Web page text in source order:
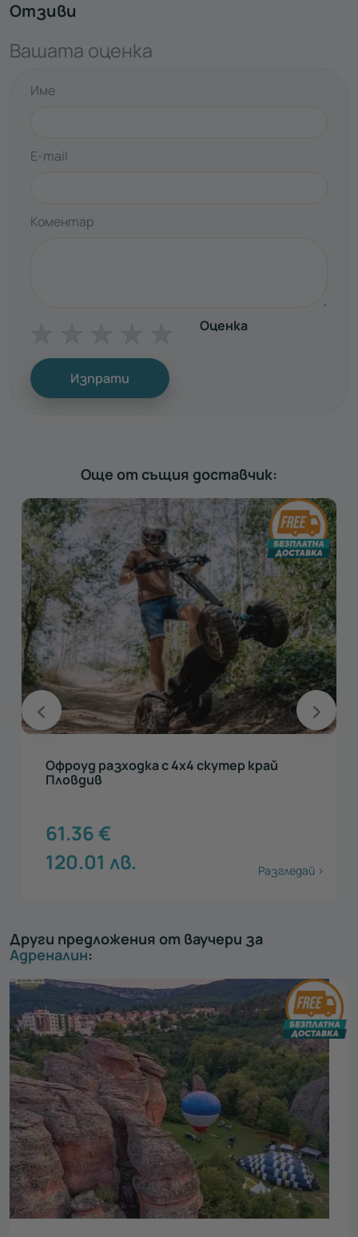
Отзиви
Вашата оценка
Име
E-mail
Коментар
Оценка
Изпрати
Още от същия доставчик:
Офроуд разходка с 4х4 скутер край
Пловдив
61.36€
120.01 лв. Разгледай >
Други предложения от ваучери за
Адреналин: